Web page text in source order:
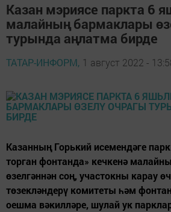
Казан мэриясе паркта 6
малайның бармаклары
турында аңлатма бирде
ТАТАР-ИНФОРМ, 1 август 2022 -
Казанның Горький исемендәге
торган фонтанда» кечкенә
өзелгәннән соң, участокны карау
төзекләндерү комитеты һәм
оешма вәкилләре, шулай ук